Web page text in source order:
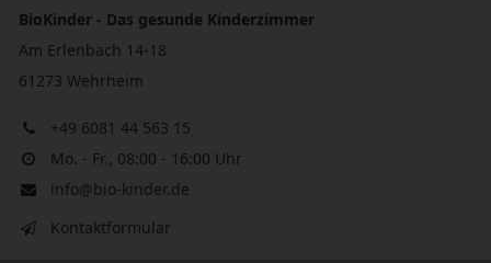
BioKinder - Das gesunde Kinderzimmer
Am Erlenbach 14-18
61273 Wehrheim
+49 6081 44 563 15
Mo. - Fr., 08:00 - 16:00 Uhr
info@bio-kinder.de
Kontaktformular